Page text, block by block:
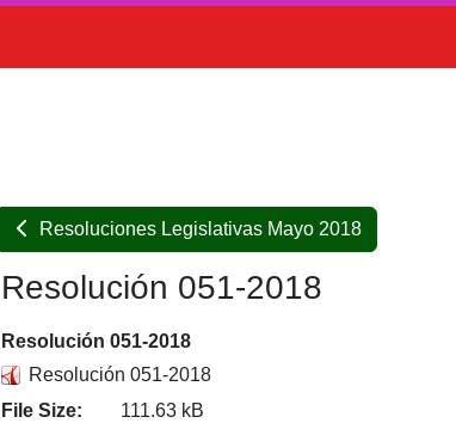
Resoluciones Legislativas Mayo 2018
Resolución 051-2018
Resolución 051-2018
Resolución 051-2018
File Size:
111.63 kB